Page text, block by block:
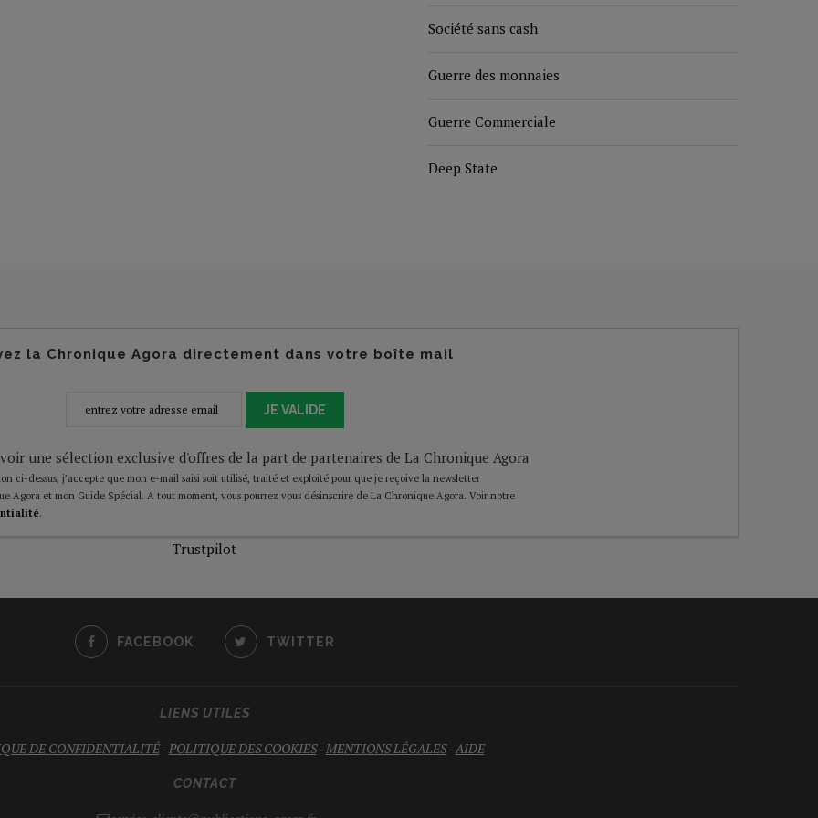
Société sans cash
Guerre des monnaies
Guerre Commerciale
Deep State
la Chronique Agora directement dans votre boîte mail
JE VALIDE
une sélection exclusive d'offres de la part de partenaires de La Chronique Agora
ci-dessus, j’accepte que mon e-mail saisi soit utilisé, traité et exploité pour que je reçoive la newsletter
Agora et mon Guide Spécial. A tout moment, vous pourrez vous désinscrire de La Chronique Agora. Voir notre
.
Trustpilot
FACEBOOK TWITTER
LIENS UTILES
DE CONFIDENTIALITÉ-POLITIQUE DES COOKIES-MENTIONS LÉGALES-AIDE
CONTACT